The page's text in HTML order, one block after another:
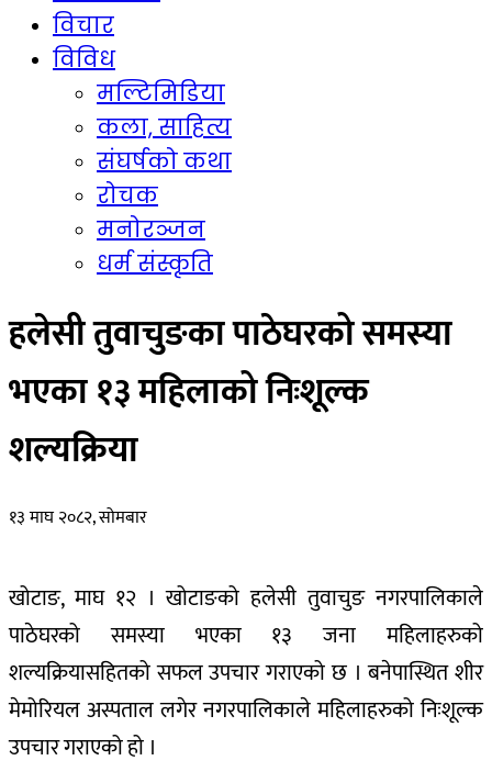
विचार
विविध
मल्टिमिडिया
कला, साहित्य
संघर्षको कथा
रोचक
मनोरञ्जन
धर्म संस्कृति
हलेसी तुवाचुङका पाठेघरको समस्या
भएका १३ महिलाको निःशूल्क
शल्यक्रिया
१३ माघ २०८२, सोमबार
खोटाङ, माघ १२ । खोटाङको हलेसी तुवाचुङ नगरपालिकाले
पाठेघरको समस्या भएका १३ जना महिलाहरुको
शल्यक्रियासहितको सफल उपचार गराएको छ । बनेपास्थित शीर
मेमोरियल अस्पताल लगेर नगरपालिकाले महिलाहरुको निःशूल्क
उपचार गराएको हो ।